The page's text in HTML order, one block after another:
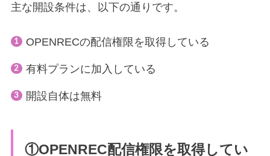
主な開設条件は、以下の通りです。
OPENRECの配信権限を取得している
有料プランに加入している
開設自体は無料
①OPENREC配信権限を取得してい